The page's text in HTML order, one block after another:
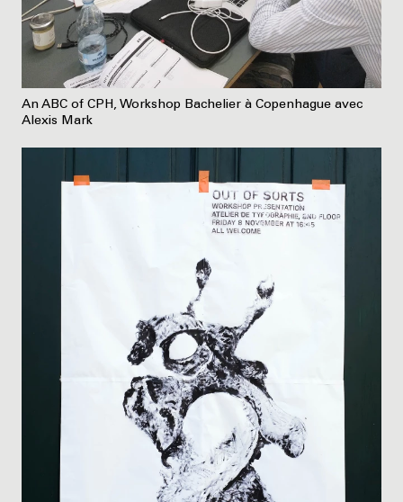
An ABC of CPH, Workshop Bachelier à Copenhague avec
Alexis Mark